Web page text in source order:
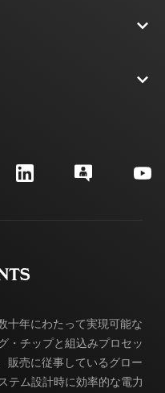
十年にわたって実現可能な
・チップと組込みプロセッ
販売に従事しているグロー
テム設計時に効率的な電力